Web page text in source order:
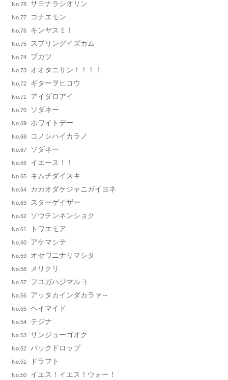
No.78 サヨナラシオリン
No.77 コナエモン
No.76 キンヤスミ！
No.75 スプリングイズカム
No.74 ブカツ
No.73 オオタニサン！！！！
No.72 ギターヲヒコウ
No.71 アイダロアイ
No.70 ソダネー
No.69 ホワイトデー
No.68 コノシハイカラノ
No.67 ソダネー
No.66 イエース！！
No.65 キムチダイスキ
No.64 カカオダケジャニガイヨネ
No.63 スターゲイザー
No.62 ソウテンネンショク
No.61 トワエモア
No.60 アケマシテ
No.59 オセワニナリマシタ
No.58 メリクリ
No.57 フユガハジマルヨ
No.56 アッタカインダカラァ～
No.55 ヘイマイド
No.54 テジナ
No.53 サンジューゴオク
No.52 バックドロップ
No.51 ドラフト
No.50 イエス！イエス！ウォー！